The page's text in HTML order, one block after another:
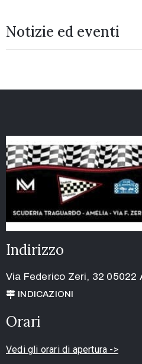
Notizie ed eventi
Indirizzo
Via Federico Zeri, 32 05022
INDICAZIONI
Orari
Vedi gli orari di apertura ->